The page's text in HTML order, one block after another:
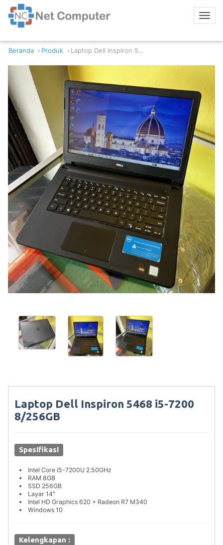
Beranda Produk Laptop Dell Inspiron 5468 i5-7200 8/256GB
Laptop Dell Inspiron 5468 i5-7200
8/256GB
Spesifikasi
Intel Core i5-7200U 2.50GHz
RAM 8GB
SSD 256GB
Layar 14″
Intel HD Graphics 620 + Radeon R7 M340
Windows 10
Kelengkapan :